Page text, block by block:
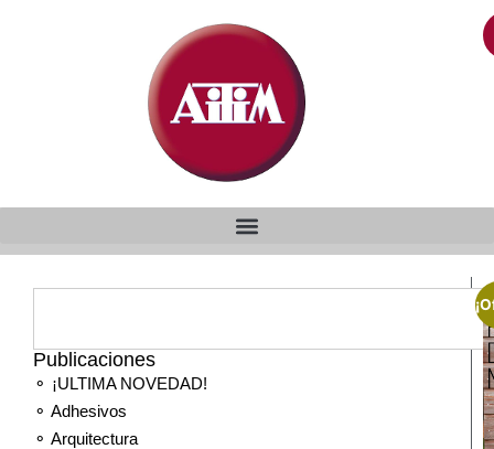
Publicaciones
⚬ ¡ULTIMA NOVEDAD!
⚬ Adhesivos
⚬ Arquitectura